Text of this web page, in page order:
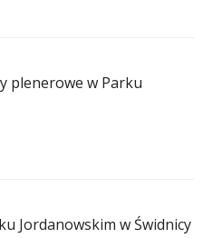
plenerowe w Parku
Jordanowskim w Świdnicy